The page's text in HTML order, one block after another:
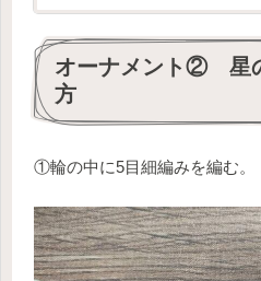
オーナメント② 星
方
①輪の中に5目細編みを編む。